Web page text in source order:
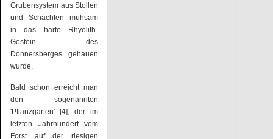
Grubensystem aus Stollen
und Schächten mühsam
in das harte Rhyolith-
Gestein des
Donnersberges gehauen
wurde.
Bald schon erreicht man
den sogenannten
'Pflanzgarten' [4], der im
letzten Jahrhundert vom
Forst auf der riesigen